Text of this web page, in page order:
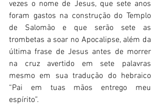
vezes o nome de Jesus, que sete anos
foram gastos na construção do Templo
de Salomão e que serão sete as
trombetas a soar no Apocalipse, além da
última frase de Jesus antes de morrer
na cruz avertido em sete palavras
mesmo em sua tradução do hebraico
“Pai em tuas mãos entrego meu
espírito”.